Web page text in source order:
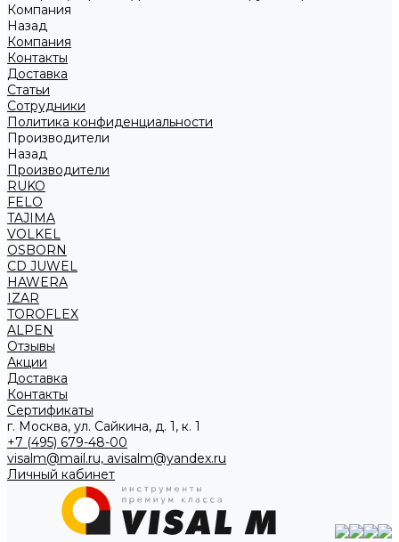
Компания
Назад
Компания
Контакты
Доставка
Статьи
Сотрудники
Политика конфиденциальности
Производители
Назад
Производители
RUKO
FELO
TAJIMA
VOLKEL
OSBORN
CD JUWEL
HAWERA
IZAR
TOROFLEX
ALPEN
Отзывы
Акции
Доставка
Контакты
Сертификаты
г. Москва, ул. Сайкина, д. 1, к. 1
+7 (495) 679-48-00
visalm@mail.ru, avisalm@yandex.ru
Личный кабинет